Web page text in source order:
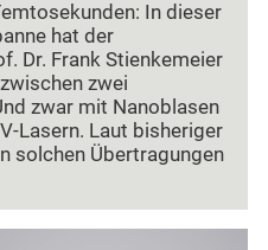
In dieser
hat der
Dr. Frank Stienkemeier
zwei
zwar mit Nanoblasen
Lasern. Laut bisheriger
solchen Übertragungen